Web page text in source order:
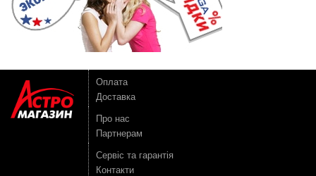
Оплата
Доставка
Про нас
Партнерам
Сервіс та гарантія
Контакти